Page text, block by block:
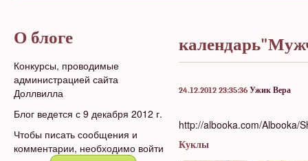
О блоге
Конкурсы, проводимые
администрацией сайта
Доллвилла
Блог ведется с 9 декабря 2012 г.
Чтобы писать сообщения и
комментарии, необходимо войти
24.12.2012 23:35:36 Ужик Вера
http://albooka.com/Albooka/
Куклы